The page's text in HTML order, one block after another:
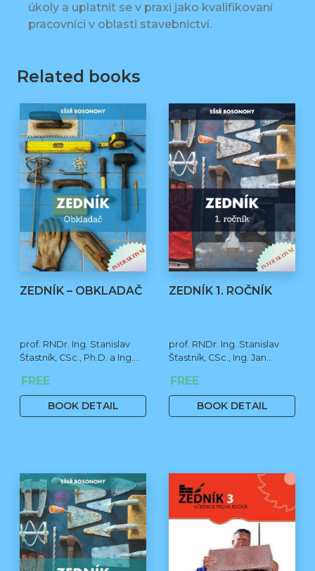
úkoly a uplatnit se v praxi jako kvalifikovaní
pracovníci v oblasti stavebnictví.
Related books
ZEDNÍK – OBKLADAČ
prof. RNDr. Ing. Stanislav
Šťastník, CSc., Ph.D. a Ing.
FREE
BOOK DETAIL
ZEDNÍK 1. ROČNÍK
prof. RNDr. Ing. Stanislav
Šťastník, CSc., Ing. Jan
Stehno
FREE
BOOK DETAIL